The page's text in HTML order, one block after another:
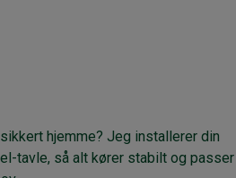
hjemme? Jeg installerer din
tavle, så alt kører stabilt og passer